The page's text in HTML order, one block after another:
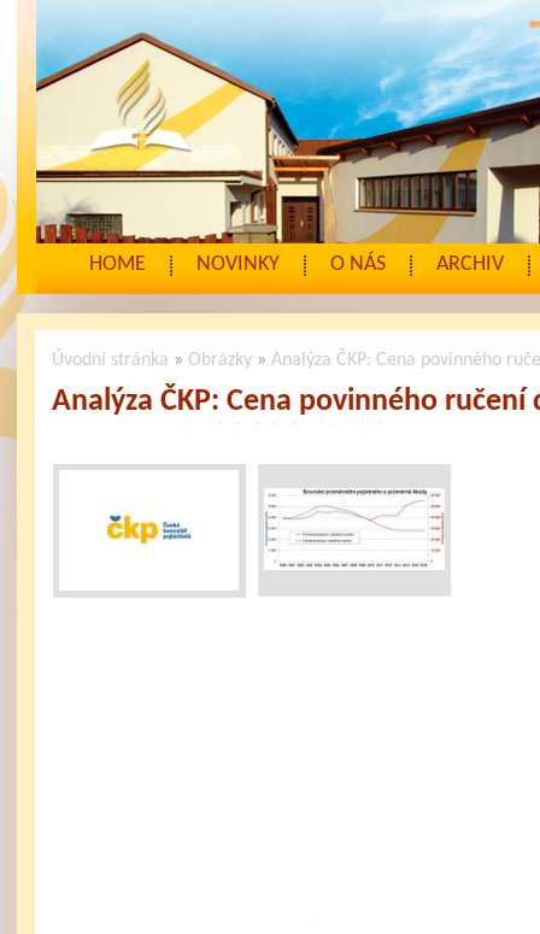
HOME NOVINKY O NÁS ARCHIV
Úvodní stránka » Obrázky »Analýza ČKP: Cena povinného
Analýza ČKP: Cena povinného ručení